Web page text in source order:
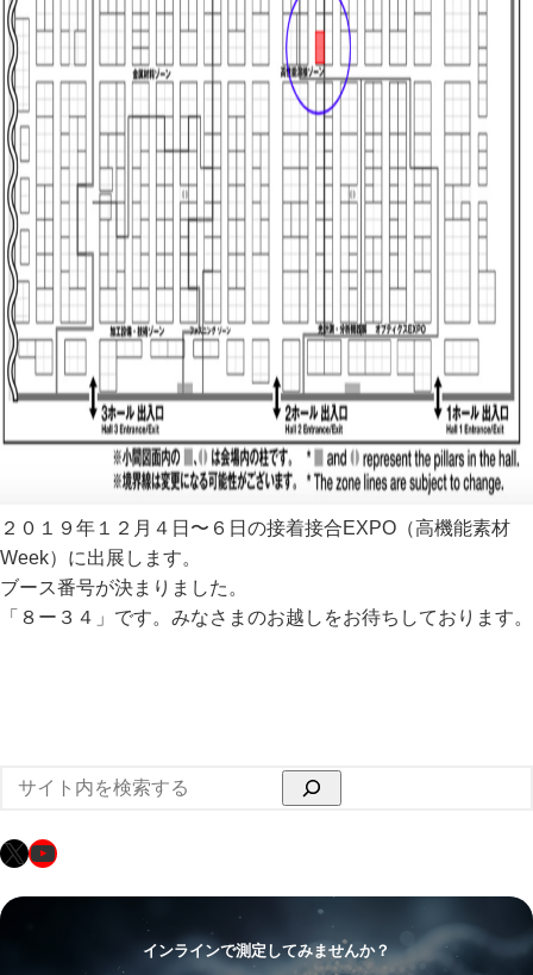
２０１９年１２月４日〜６日の接着接合EXPO（高機能素材
Week）に出展します。
ブース番号が決まりました。
「８ー３４」です。みなさまのお越しをお待ちしております。
検
索
X YouTube
インラインで測定してみませんか？